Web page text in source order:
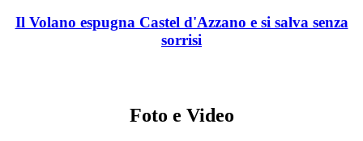
Il Volano espugna Castel d'Azzano e si salva senza
sorrisi
Foto e Video